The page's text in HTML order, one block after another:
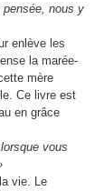
pensée, nous y
enlève les
la marée-
mère
Ce livre est
en grâce
vous
vie. Le